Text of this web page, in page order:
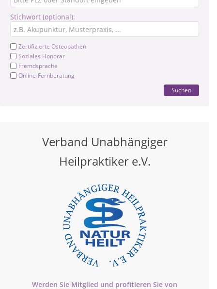
Stichwort (optional):
Zertifizierte Osteopathen
Soziales Honorar
Fremdsprache
Online-Fernberatung
Suchen
Verband Unabhängiger
Heilpraktiker e.V.
Werden Sie Mitglied und profitieren Sie von